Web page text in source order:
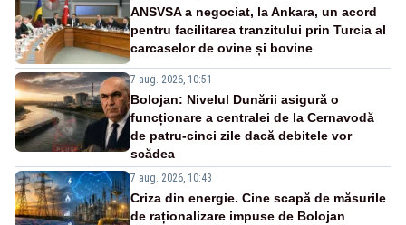
ANSVSA a negociat, la Ankara, un acord
pentru facilitarea tranzitului prin Turcia al
carcaselor de ovine și bovine
7 aug. 2026, 10:51
Bolojan: Nivelul Dunării asigură o
funcționare a centralei de la Cernavodă
de patru-cinci zile dacă debitele vor
scădea
7 aug. 2026, 10:43
Criza din energie. Cine scapă de măsurile
de raționalizare impuse de Bolojan